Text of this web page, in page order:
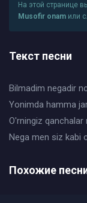
На этой странице
Musofir onam или
Текст песни
Bilmadim negadir
Yonimda hamma
O'rningiz
Nega men siz kabi
Похожие